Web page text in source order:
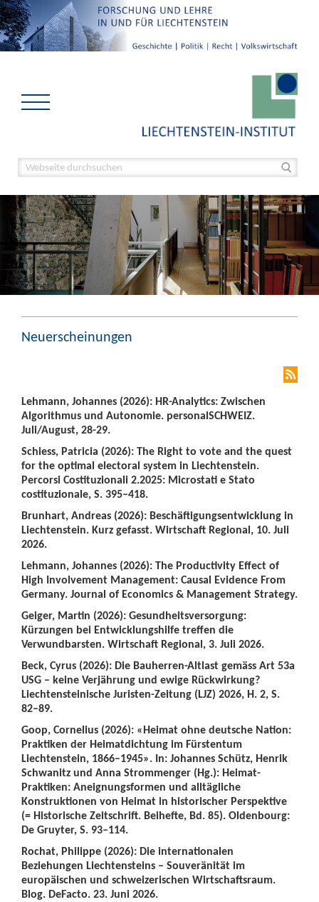
Neuerscheinungen
Lehmann, Johannes (2026): HR-Analytics: Zwischen
Algorithmus und Autonomie. personalSCHWEIZ.
Juli/August, 28-29.
Schiess, Patricia (2026): The Right to vote and the quest
for the optimal electoral system in Liechtenstein.
Percorsi Costituzionali 2.2025: Microstati e Stato
costituzionale, S. 395–418.
Brunhart, Andreas (2026): Beschäftigungsentwicklung in
Liechtenstein. Kurz gefasst. Wirtschaft Regional, 10. Juli
2026.
Lehmann, Johannes (2026): The Productivity Effect of
High Involvement Management: Causal Evidence From
Germany. Journal of Economics & Management Strategy.
Geiger, Martin (2026): Gesundheitsversorgung:
Kürzungen bei Entwicklungshilfe treffen die
Verwundbarsten. Wirtschaft Regional, 3. Juli 2026.
Beck, Cyrus (2026): Die Bauherren-Altlast gemäss Art 53a
USG – keine Verjährung und ewige Rückwirkung?
Liechtensteinische Juristen-Zeitung (LJZ) 2026, H. 2, S.
82–89.
Goop, Cornelius (2026): «Heimat ohne deutsche Nation:
Praktiken der Heimatdichtung im Fürstentum
Liechtenstein, 1866–1945». In: Johannes Schütz, Henrik
Schwanitz und Anna Strommenger (Hg.): Heimat-
Praktiken: Aneignungsformen und alltägliche
Konstruktionen von Heimat in historischer Perspektive
(= Historische Zeitschrift. Beihefte, Bd. 85). Oldenbourg:
De Gruyter, S. 93–114.
Rochat, Philippe (2026): Die internationalen
Beziehungen Liechtensteins – Souveränität im
europäischen und schweizerischen Wirtschaftsraum.
Blog. DeFacto. 23. Juni 2026.